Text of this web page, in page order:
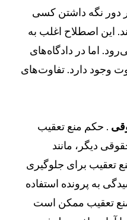
نگه داشتن کسی
اصطلاح اغلب به
اما در دادگاه‌های
دارد. تفاوت‌های
. حکم منع تعقیب
دیگر، مانند
برای جلوگیری
پرونده استفاده
تعقیب ممکن است